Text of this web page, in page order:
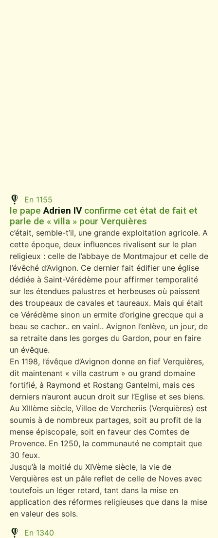
En 1155
le papeAdrien IVconfirme cet état de fait et
parle de « villa » pour Verquières
c’était, semble-t’il, une grande exploitation agricole. A
cette époque, deux influences rivalisent sur le plan
religieux : celle de l’abbaye de Montmajour et celle de
l’évêché d’Avignon. Ce dernier fait édifier une église
dédiée à Saint-Vérédème pour affirmer temporalité
sur les étendues palustres et herbeuses où paissent
des troupeaux de cavales et taureaux. Mais qui était
ce Vérédème sinon un ermite d’origine grecque qui a
beau se cacher.. en vain!.. Avignon l’enlève, un jour, de
sa retraite dans les gorges du Gardon, pour en faire
un évêque.
En 1198, l’évêque d’Avignon donne en fief Verquières,
dit maintenant « villa castrum » ou grand domaine
fortifié, à Raymond et Rostang Gantelmi, mais ces
derniers n’auront aucun droit sur l’Eglise et ses biens.
Au XIIIème siècle, Villoe de Vercheriis (Verquières) est
soumis à de nombreux partages, soit au profit de la
mense épiscopale, soit en faveur des Comtes de
Provence. En 1250, la communauté ne comptait que
30 feux.
Jusqu’à la moitié du XIVème siècle, la vie de
Verquières est un pâle reflet de celle de Noves avec
toutefois un léger retard, tant dans la mise en
application des réformes religieuses que dans la mise
en valeur des sols.
En 1340